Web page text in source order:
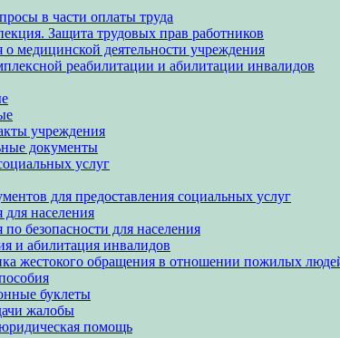
в части оплаты труда
Защита трудовых прав работников
медицинской деятельности учреждения
реабилитации и абилитации инвалидов
учреждения
документы
услуг
для предоставления социальных услуг
населения
безопасности для населения
и абилитация инвалидов
жестокого обращения в отношении пожилых
буклеты
жалобы
помощь